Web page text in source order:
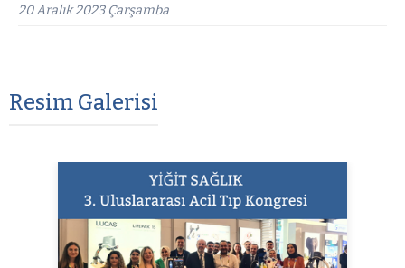
20 Aralık 2023 Çarşamba
Resim Galerisi